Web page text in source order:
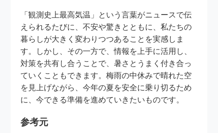
「観測史上最高気温」という言葉がニュースで伝
えられるたびに、不安や驚きとともに、私たちの
暮らしが大きく変わりつつあることを実感しま
す。しかし、その一方で、情報を上手に活用し、
対策を共有し合うことで、暑さとうまく付き合っ
ていくこともできます。梅雨の中休みで晴れた空
を見上げながら、今年の夏を安全に乗り切るため
に、今できる準備を進めていきたいものです。
参考元